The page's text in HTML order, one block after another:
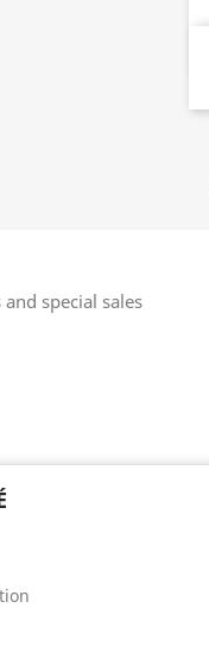
special sales